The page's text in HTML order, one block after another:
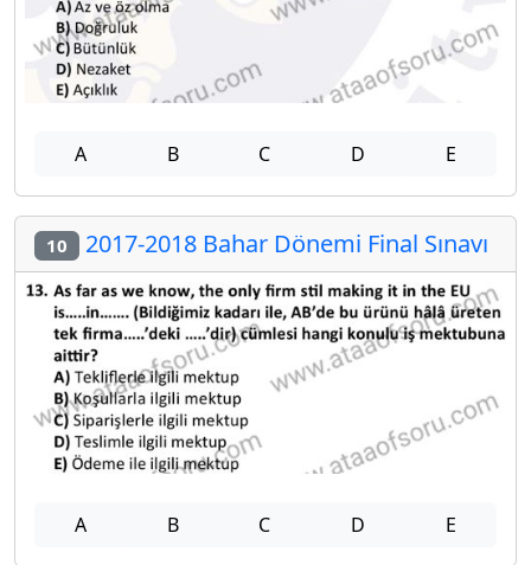
A B C D E
10 2017-2018 Bahar Dönemi Final Sınavı
A B C D E